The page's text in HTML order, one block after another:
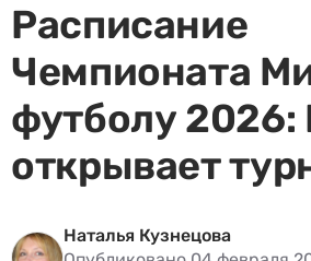
Расписание
Чемпионата
футболу 2026:
открывает
Наталья Кузнецова